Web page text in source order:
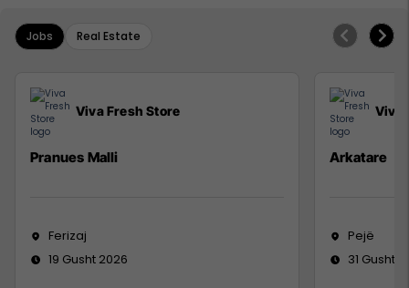
Jobs Real Estate
Viva Fresh Store
Pranues Malli
Ferizaj
19 Gusht 2026
Viva
Arkatare
Pejë
31 Gusht